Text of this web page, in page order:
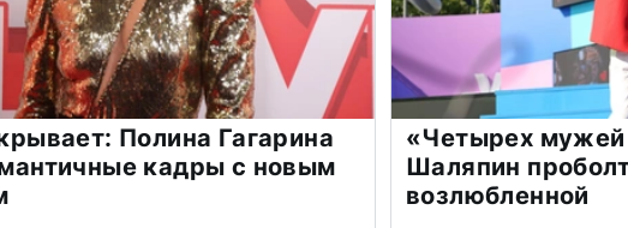
Полина Гагарина
кадры с новым
«Четырех мужей
Шаляпин
возлюбленной